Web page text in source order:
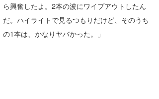
ら興奮したよ。2本の波にワイプアウトしたん
だ。ハイライトで見るつもりだけど、そのうち
の1本は、かなりヤバかった。」